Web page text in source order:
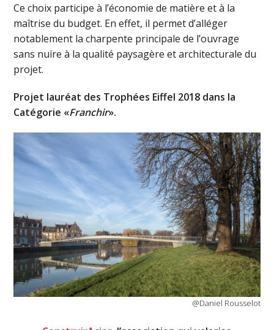
Ce choix participe à l’économie de matière et à la
maîtrise du budget. En effet, il permet d’alléger
notablement la charpente principale de l’ouvrage
sans nuire à la qualité paysagère et architecturale du
projet.
Projet lauréat des Trophées Eiffel 2018 dans la
Catégorie «Franchir».
@Daniel Rousselot